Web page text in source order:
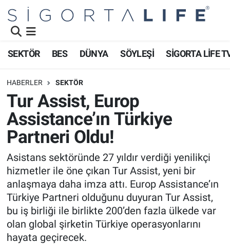
SEKTÖR BES DÜNYA SÖYLEŞİ SİGORTA LİFE
HABERLER SEKTÖR
Tur Assist, Europ
Assistance’ın Türkiye
Partneri Oldu!
Asistans sektöründe 27 yıldır verdiği yenilikçi
hizmetler ile öne çıkan Tur Assist, yeni bir
anlaşmaya daha imza attı. Europ Assistance’ın
Türkiye Partneri olduğunu duyuran Tur Assist,
bu iş birliği ile birlikte 200’den fazla ülkede var
olan global şirketin Türkiye operasyonlarını
hayata geçirecek.
Namaz Vakitleri
Trafik Durumu
Süper Lig Puan Durumu ve Fikstür
Tüm Manşetler
Son Dakika Haberleri
Haber Arşivi